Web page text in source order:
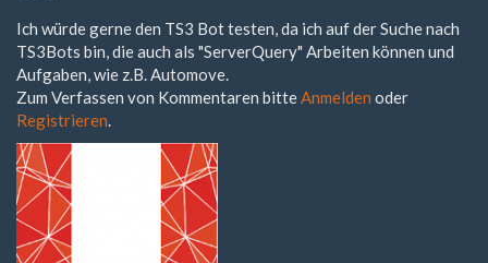
Ich würde gerne den TS3 Bot testen, da ich auf der Suche nach
TS3Bots bin, die auch als "ServerQuery" Arbeiten können und
Aufgaben, wie z.B. Automove.
Zum Verfassen von Kommentaren bitte Anmelden oder
Registrieren